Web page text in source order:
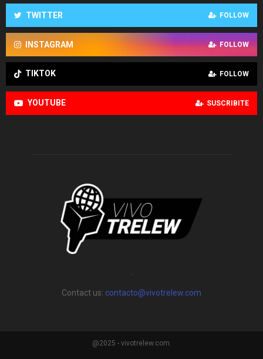
TWITTER FOLLOW
INSTAGRAM FOLLOW
TIKTOK FOLLOW
YOUTUBE SUSCRIBITE
.
Contact us: contacto@vivotrelew.com
@2025 - vivotrelew.com.